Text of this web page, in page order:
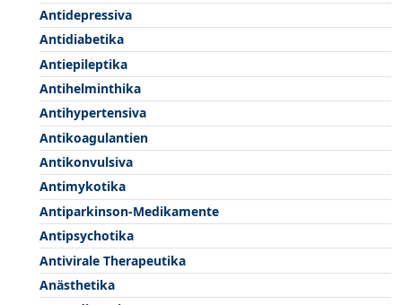
Antidepressiva
Antidiabetika
Antiepileptika
Antihelminthika
Antihypertensiva
Antikoagulantien
Antikonvulsiva
Antimykotika
Antiparkinson-Medikamente
Antipsychotika
Antivirale Therapeutika
Anästhetika